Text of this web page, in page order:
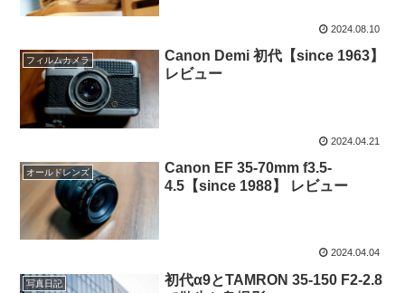
2024.08.10
フィルムカメラ
Canon Demi 初代【since 1963】
レビュー
2024.04.21
オールドレンズ
Canon EF 35-70mm f3.5-
4.5【since 1988】 レビュー
2024.04.04
写真日記
初代α9とTAMRON 35-150 F2-2.8